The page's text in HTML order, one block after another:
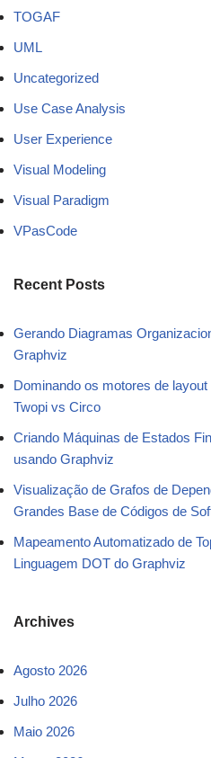
TOGAF
UML
Uncategorized
Use Case Analysis
User Experience
Visual Modeling
Visual Paradigm
VPasCode
Recent Posts
Gerando Diagramas
Graphviz
Dominando os motores de
Twopi vs Circo
Criando Máquinas de Estados
usando Graphviz
Visualização de Grafos de
Grandes Base de Códigos de
Mapeamento Automatizado de
Linguagem DOT do Graphviz
Archives
Agosto 2026
Julho 2026
Maio 2026